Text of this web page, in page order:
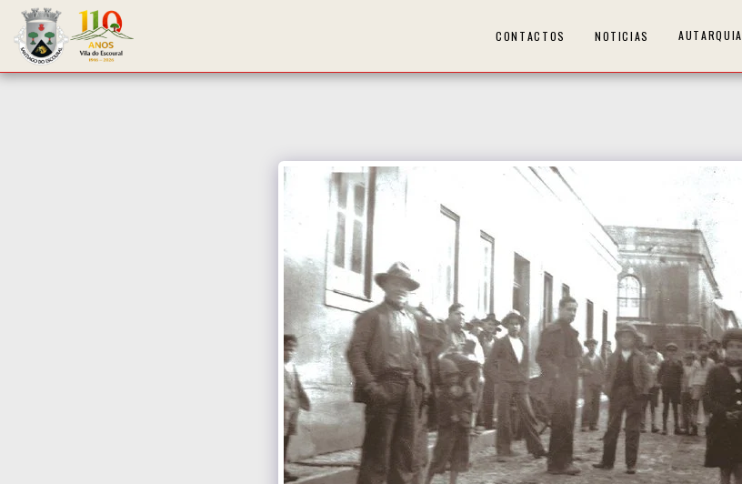
CONTACTOS NOTICIAS AUTARQUIA